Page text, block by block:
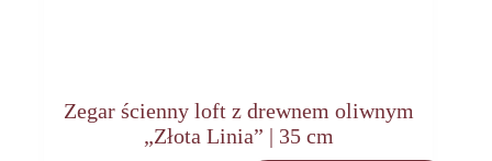
Zegar ścienny loft z drewnem oliwnym
„Złota Linia” | 35 cm